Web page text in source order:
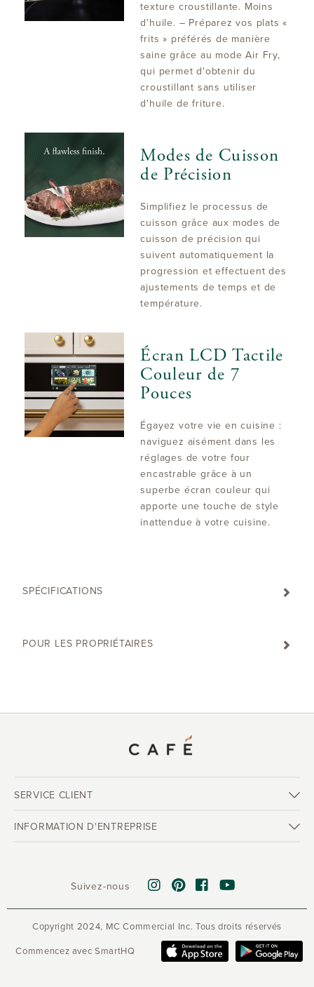
texture croustillante. Moins
d'huile. – Préparez vos plats «
frits » préférés de manière
saine grâce au mode Air Fry,
qui permet d'obtenir du
croustillant sans utiliser
d'huile de friture.
Modes de Cuisson
de Précision
Simplifiez le processus de
cuisson grâce aux modes de
cuisson de précision qui
suivent automatiquement la
progression et effectuent des
ajustements de temps et de
température.
Écran LCD Tactile
Couleur de 7
Pouces
Égayez votre vie en cuisine :
naviguez aisément dans les
réglages de votre four
encastrable grâce à un
superbe écran couleur qui
apporte une touche de style
inattendue à votre cuisine.
SPÉCIFICATIONS
POUR LES PROPRIÉTAIRES
SERVICE CLIENT
INFORMATION D'ENTREPRISE
Suivez-nous
Copyright 2024, MC Commercial Inc. Tous droits réservés
Commencez avec SmartHQ